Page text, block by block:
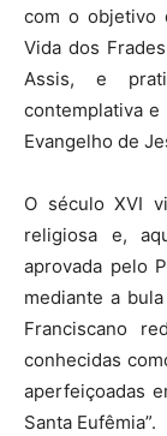
com o objetivo
Vida dos
Assis, e
contemplativa
Evangelho de
O século XVI
religiosa e,
aprovada pelo
mediante a
Franciscano
conhecidas
aperfeiçoadas
Santa Eufêmia”.